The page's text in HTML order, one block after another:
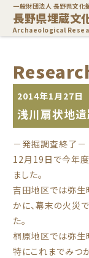
一般財団法人 長野県文化
長野県埋蔵文
Archaeological
2014年1月27日
浅川扇状地
－発掘調査終了－
12月19日で今年
ました。
吉田地区では弥
かに、幕末の火災
た。
桐原地区では弥生
特にこれまでみつ